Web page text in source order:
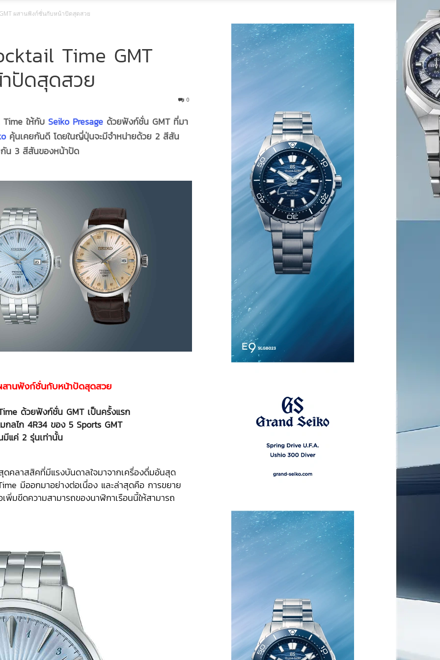
ผสานฟังก์ชั่นกับหน้าปัดสุดสวย
Time GMT
ปัดสุดสวย
0
Time ให้กับ Seiko Presage ด้วยฟังก์ชั่น GMT ที่มา
คุ้นเคยกันดี โดยในญี่ปุ่นจะมีจำหน่ายด้วย 2 สีสัน
กัน 3 สีสันของหน้าปัด
านฟังก์ชั่นกับหน้าปัดสุดสวย
ด้วยฟังก์ชั่น GMT เป็นครั้งแรก
ลไก 4R34 ของ 5 Sports GMT
แค่ 2 รุ่นเท่านั้น
คลาสสิคที่มีแรงบันดาลใจมาจากเครื่องดื่มอันสุด
มีออกมาอย่างต่อเนื่อง และล่าสุดคือ การขยาย
พิ่มขีดความสามารถของนาฬิกาเรือนนี้ให้สามารถ